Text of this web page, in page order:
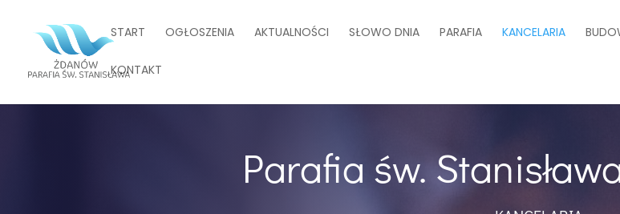
START OGŁOSZENIA AKTUALNOŚCI SŁOWO DNIA PARAFIA KANCELARIA
KONTAKT
Parafia św.